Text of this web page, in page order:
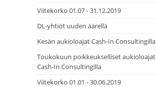
Viitekorko 01.07 - 31.12.2019
DL-yhtiöt uuden äärellä
Kesän aukioloajat Cash-In Consultingilla
Toukokuun poikkeukselliset aukioloajat
Cash-In Consultingilla
Viitekorko 01.01 - 30.06.2019